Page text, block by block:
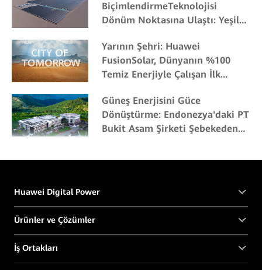
BiçimlendirmeTeknolojisi
Dönüm Noktasına Ulaştı: Yeşil
Yarının Şehri: Huawei
FusionSolar, Dünyanın %100
Temiz Enerjiyle Çalışan İlk
Güneş Enerjisini Güce
Dönüştürme: Endonezya'daki PT
Bukit Asam Şirketi Şebekeden
Huawei Digital Power
Ürünler ve Çözümler
İş Ortakları